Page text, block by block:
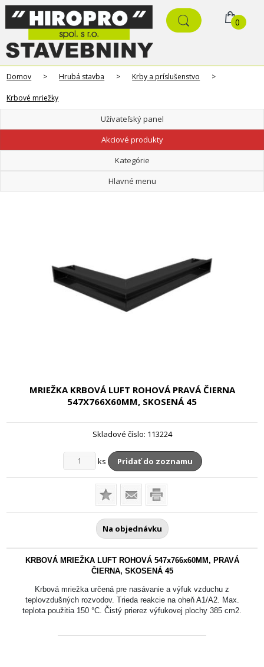
0
Domov > Hrubá stavba > Krby a príslušenstvo >
Krbové mriežky
Užívateľský panel
Akciové produkty
Kategórie
Hlavné menu
MRIEŽKA KRBOVÁ LUFT ROHOVÁ PRAVÁ ČIERNA
547X766X60MM, SKOSENÁ 45
Skladové číslo: 113224
ks Pridať do zoznamu
Na objednávku
KRBOVÁ MRIEŽKA LUFT ROHOVÁ 547x766x60MM, PRAVÁ
ČIERNA, SKOSENÁ 45
Krbová mriežka určená pre nasávanie a výfuk vzduchu z
teplovzdušných rozvodov. Trieda reakcie na oheň A1/A2. Max.
teplota použitia 150 °C. Čistý prierez výfukovej plochy 385 cm2.